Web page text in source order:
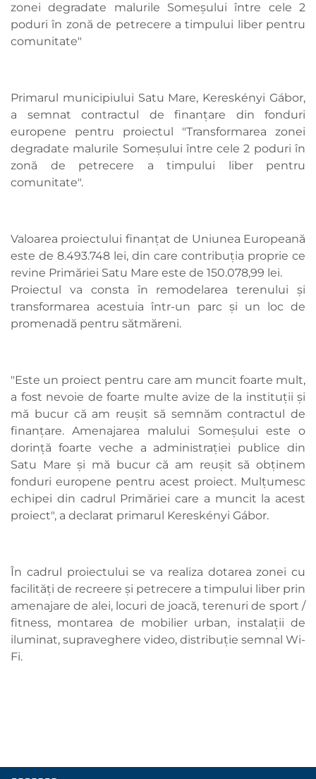
zonei degradate malurile Someşului între cele 2
poduri în zonă de petrecere a timpului liber pentru
comunitate"
Primarul municipiului Satu Mare, Kereskényi Gábor,
a semnat contractul de finanțare din fonduri
europene pentru proiectul "Transformarea zonei
degradate malurile Someşului între cele 2 poduri în
zonă de petrecere a timpului liber pentru
comunitate".
Valoarea proiectului finanțat de Uniunea Europeană
este de 8.493.748 lei, din care contribuţia proprie ce
revine Primăriei Satu Mare este de 150.078,99 lei.
Proiectul va consta în remodelarea terenului şi
transformarea acestuia într-un parc și un loc de
promenadă pentru sătmăreni.
"Este un proiect pentru care am muncit foarte mult,
a fost nevoie de foarte multe avize de la instituții și
mă bucur că am reușit să semnăm contractul de
finanțare. Amenajarea malului Someșului este o
dorință foarte veche a administrației publice din
Satu Mare și mă bucur că am reușit să obținem
fonduri europene pentru acest proiect. Mulțumesc
echipei din cadrul Primăriei care a muncit la acest
proiect", a declarat primarul Kereskényi Gábor.
În cadrul proiectului se va realiza dotarea zonei cu
facilităţi de recreere şi petrecere a timpului liber prin
amenajare de alei, locuri de joacă, terenuri de sport /
fitness, montarea de mobilier urban, instalaţii de
iluminat, supraveghere video, distribuţie semnal Wi-
Fi.